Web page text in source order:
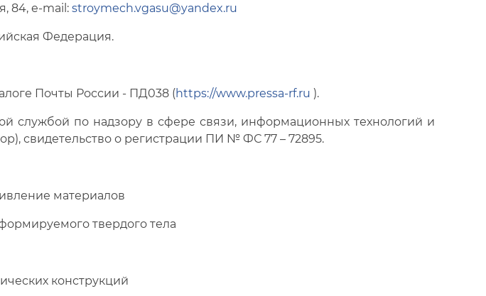
84, e-mail: stroymech.vgasu@yandex.ru
Федерация.
Почты России - ПД038 (https://www.pressa-rf.ru ).
службой по надзору в сфере связи, информационных технологий и
свидетельство о регистрации ПИ № ФС 77 – 72895.
материалов
твердого тела
конструкций